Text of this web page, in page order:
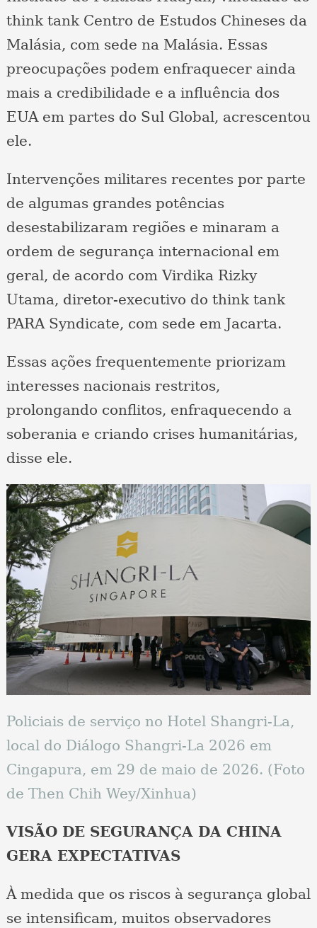
think tank Centro de Estudos Chineses da
Malásia, com sede na Malásia. Essas
preocupações podem enfraquecer ainda
mais a credibilidade e a influência dos
EUA em partes do Sul Global, acrescentou
ele.
Intervenções militares recentes por parte
de algumas grandes potências
desestabilizaram regiões e minaram a
ordem de segurança internacional em
geral, de acordo com Virdika Rizky
Utama, diretor-executivo do think tank
PARA Syndicate, com sede em Jacarta.
Essas ações frequentemente priorizam
interesses nacionais restritos,
prolongando conflitos, enfraquecendo a
soberania e criando crises humanitárias,
disse ele.
Policiais de serviço no Hotel Shangri-La,
local do Diálogo Shangri-La 2026 em
Cingapura, em 29 de maio de 2026. (Foto
de Then Chih Wey/Xinhua)
VISÃO DE SEGURANÇA DA CHINA
GERA EXPECTATIVAS
À medida que os riscos à segurança global
se intensificam, muitos observadores